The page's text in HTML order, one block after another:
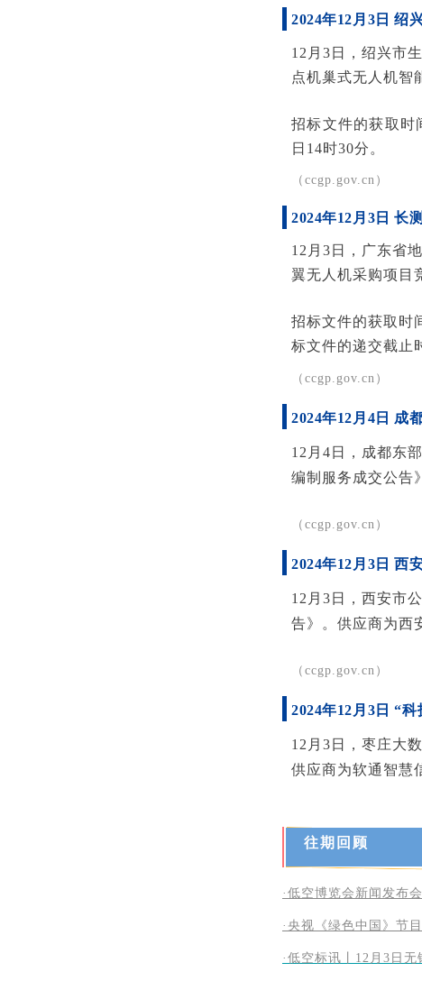
2024年12月3日 绍
12月3日，绍兴市
点机巢式无人机智
招标文件的获取时
日14时30分。
（ccgp.gov.cn）
2024年12月3日 长
12月3日，广东省
翼无人机采购项目
招标文件的获取时
标文件的递交截止
（ccgp.gov.cn）
2024年12月4日 成
12月4日，成都东
编制服务成交公告
（ccgp.gov.cn）
2024年12月3日 西
12月3日，西安市
告》。供应商为西
（ccgp.gov.cn）
2024年12月3日 “
12月3日，枣庄大
供应商为软通智慧
往期回顾
·低空博览会新闻发布
·央视《绿色中国》节
·低空标讯丨12月3日